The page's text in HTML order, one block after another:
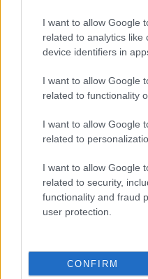
I want to allow Google
related to analytics like
device identifiers in
I want to allow Google
related to functionality
I want to allow Google
related to
I want to allow Google
related to security,
functionality and fraud
user protection.
CONFIRM
A Samsung egy nem várt 24
teljesítménynövekedéssel
van rejtve a rendszerben.
2026.01.06
A One UI 8.5 új funkciója az AI
kapcsolattartásra – hasznos
További hírek
Keressen a telefonboltok